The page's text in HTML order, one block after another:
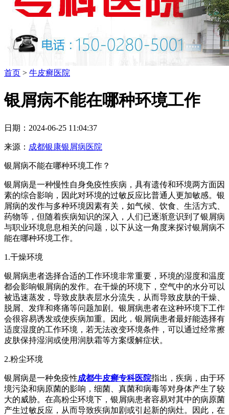
首页 > 牛皮癣医院
银屑病不能在哪种环境工作
日期：2024-06-25 11:04:37
来源： 成都银康银屑病医院
银屑病不能在哪种环境工作？
银屑病是一种慢性自身免疫性疾病，具有遗传和环境两方面因
素的综合影响，因此对环境的过敏反应比普通人更加敏感。银
屑病的发作与多种环境因素有关，如气候、饮食、生活方式、
药物等，但随着疾病知识的深入，人们已逐渐意识到了银屑病
与职业环境息息相关的问题，以下从这一角度来探讨银屑病不
能在哪种环境工作。
1.干燥环境
银屑病患者选择合适的工作环境非常重要，环境的湿度和温度
都会影响银屑病的发作。在干燥的环境下，空气中的水分可以
被迅速蒸发，导致皮肤表层水分流失，从而导致皮肤的干燥、
脱屑、发痒和疼痛等问题加剧。银屑病患者在这种环境下工作
会很容易诱发或使疾病加重。因此，银屑病患者最好能选择有
适度湿度的工作环境，若无法改变环境条件，可以通过经常擦
皮肤保持湿润或使用润肤霜等方案缓解症状。
2.粉尘环境
银屑病是一种免疫性成都牛皮癣专科医院指出，疾病，由于环
境污染和病原菌的影响，细菌、真菌和病毒等对身体产生了较
大的威胁。在高粉尘环境下，银屑病患者容易对其中的病原菌
产生过敏反应，从而导致疾病加剧或引起新的病灶。因此，在